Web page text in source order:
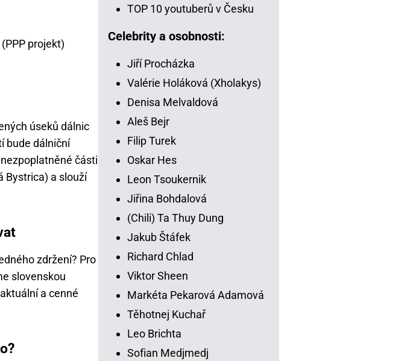
projekt)
úseků dálnic
bude dálniční
části
Bystrica) a slouží
zdržení? Pro
slovenskou
a cenné
TOP 10 youtuberů v Česku
Celebrity a osobnosti:
Jiří Procházka
Valérie Holáková (Xholakys)
Denisa Melvaldová
Aleš Bejr
Filip Turek
Oskar Hes
Leon Tsoukernik
Jiřina Bohdalová
(Chili) Ta Thuy Dung
Jakub Štáfek
Richard Chlad
Viktor Sheen
Markéta Pekarová Adamová
Těhotnej Kuchař
Leo Brichta
Sofian Medjmedj